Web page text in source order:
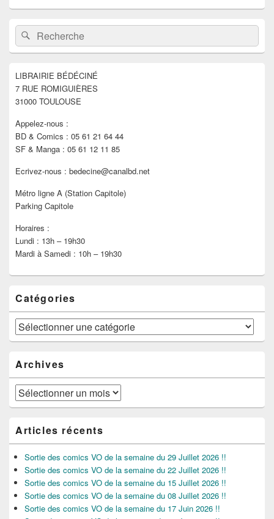
Zone
principale
de
widget
barre
latérale
Recherche :Rechercher
LIBRAIRIE BÉDÉCINÉ
7 RUE ROMIGUIÈRES
31000 TOULOUSE
Appelez-nous :
BD & Comics : 05 61 21 64 44
SF & Manga : 05 61 12 11 85
Ecrivez-nous : bedecine@canalbd.net
Métro ligne A (Station Capitole)
Parking Capitole
Horaires :
Lundi : 13h – 19h30
Mardi à Samedi : 10h – 19h30
Catégories
Catégories
Archives
Archives
Articles récents
Sortie des comics VO de la semaine du 29 Juillet 2026 !!
Sortie des comics VO de la semaine du 22 Juillet 2026 !!
Sortie des comics VO de la semaine du 15 Juillet 2026 !!
Sortie des comics VO de la semaine du 08 Juillet 2026 !!
Sortie des comics VO de la semaine du 17 Juin 2026 !!